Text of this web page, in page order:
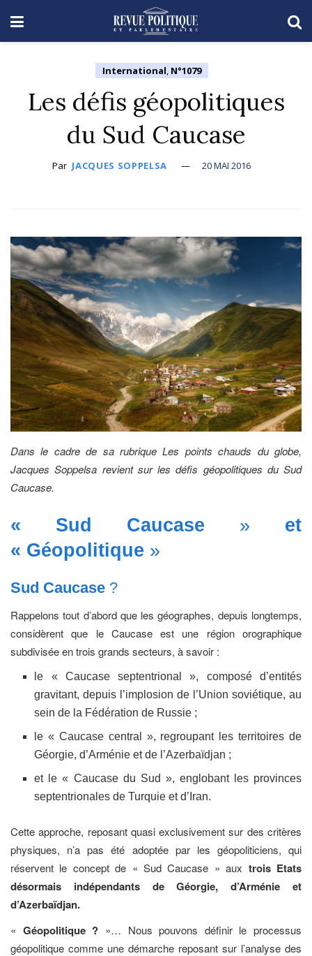
International, N°1079
Les défis géopolitiques
du Sud Caucase
Par JACQUES SOPPELSA 20 MAI 2016
Dans le cadre de sa rubrique Les points chauds du globe,
Jacques Soppelsa revient sur les défis géopolitiques du Sud
Caucase.
« Sud Caucase » et
« Géopolitique »
Sud Caucase ?
Rappelons tout d’abord que les géographes, depuis longtemps,
considèrent que le Caucase est une région orographique
subdivisée en trois grands secteurs, à savoir :
le « Caucase septentrional », composé d’entités
gravitant, depuis l’implosion de l’Union soviétique, au
sein de la Fédération de Russie ;
le « Caucase central », regroupant les territoires de
Géorgie, d’Arménie et de l’Azerbaïdjan ;
et le « Caucase du Sud », englobant les provinces
septentrionales de Turquie et d’Iran.
Cette approche, reposant quasi exclusivement sur des critères
physiques, n’a pas été adoptée par les géopoliticiens, qui
réservent le concept de « Sud Caucase » aux trois Etats
désormais indépendants de Géorgie, d’Arménie et
d’Azerbaïdjan.
« Géopolitique ? »… Nous pouvons définir le processus
géopolitique comme une démarche reposant sur l’analyse des